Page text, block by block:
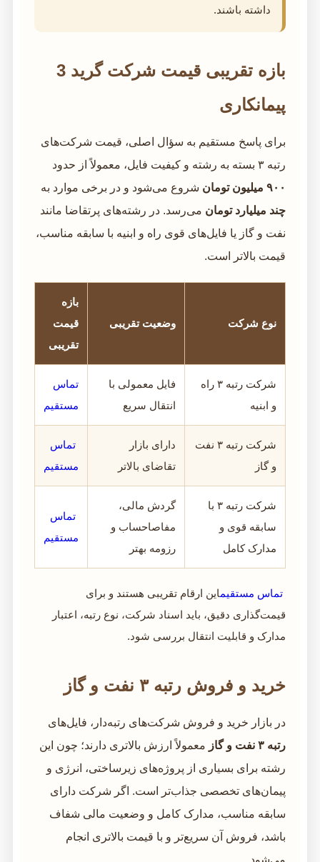
داشته باشند.
بازه تقریبی قیمت شرکت گرید 3
پیمانکاری
برای پاسخ مستقیم به سؤال اصلی، قیمت شرکت‌های
رتبه ۳ بسته به رشته و کیفیت فایل، معمولاً از حدود
۹۰۰ میلیون تومان
شروع می‌شود و در برخی موارد به
چند میلیارد تومان می‌رسد. در رشته‌های پرتقاضا مانند
نفت و گاز یا فایل‌های قوی راه و ابنیه با سابقه مناسب،
قیمت بالاتر است.
نوع شرکت وضعیت تقریبی
بازه
قیمت
تقریبی
شرکت رتبه ۳ راه
و ابنیه
فایل معمولی با
انتقال سریع
تماس
مستقیم
شرکت رتبه ۳ نفت
و گاز
دارای بازار
تقاضای بالاتر
تماس
مستقیم
شرکت رتبه ۳ با
سابقه قوی و
مدارک کامل
گردش مالی،
مفاصاحساب و
رزومه بهتر
تماس
مستقیم
تماس مستقیماین ارقام تقریبی هستند و برای
قیمت‌گذاری دقیق، باید اسناد شرکت، نوع رتبه، اعتبار
مدارک و قابلیت انتقال بررسی شود.
خرید و فروش رتبه ۳ نفت و گاز
در بازار خرید و فروش شرکت‌های رتبه‌دار، فایل‌های
رتبه ۳ نفت و گاز
معمولاً ارزش بالاتری دارند؛ چون این
رشته برای بسیاری از پروژه‌های زیرساختی، انرژی و
پیمان‌های تخصصی جذاب‌تر است. اگر شرکت دارای
سابقه مناسب، مدارک کامل و وضعیت مالی شفاف
باشد، فروش آن سریع‌تر و با قیمت بالاتری انجام
می‌شود.